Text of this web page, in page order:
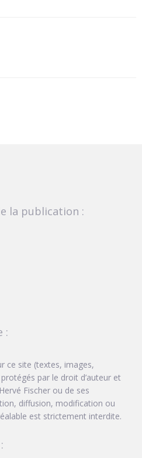
la publication :
:
ce site (textes, images,
par le droit d’auteur et
Fischer ou de ses
diffusion, modification ou
est strictement interdite.